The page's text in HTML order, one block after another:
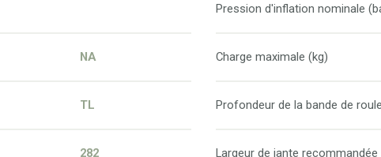
NA
TL
282
Pression d'inflation nominale
Charge maximale (kg)
Profondeur de la bande de
Largeur de jante recommandée